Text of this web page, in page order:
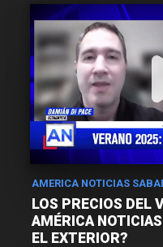
AMERICA NOTICIAS
LOS PRECIOS DEL
AMÉRICA
EL EXTERIOR?